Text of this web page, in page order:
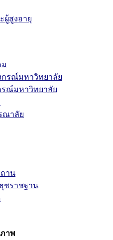
ผู้สูงอายุ
กรณ์มหาวิทยาลัย
รณ์มหาวิทยาลัย
ณาลัย
าน
ราชฐาน
าพ